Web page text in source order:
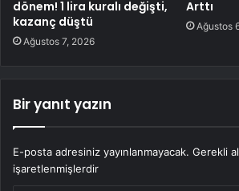
dönem! 1 lira kuralı değişti,
kazanç düştü
Ağustos 7, 2026
Arttı
Ağustos
Bir yanıt yazın
E-posta adresiniz yayınlanmayacak. Gerekli
işaretlenmişlerdir